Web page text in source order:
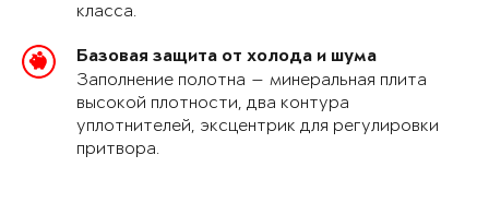
класса.
Базовая защита от холода и шума
Заполнение полотна — минеральная плита
высокой плотности, два контура
уплотнителей, эксцентрик для регулировки
притвора.